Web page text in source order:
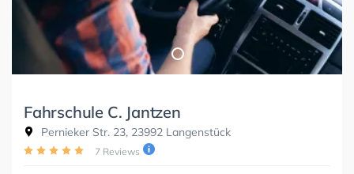
Fahrschule C. Jantzen
Pernieker Str. 23, 23992 Langenstück
7 Reviews